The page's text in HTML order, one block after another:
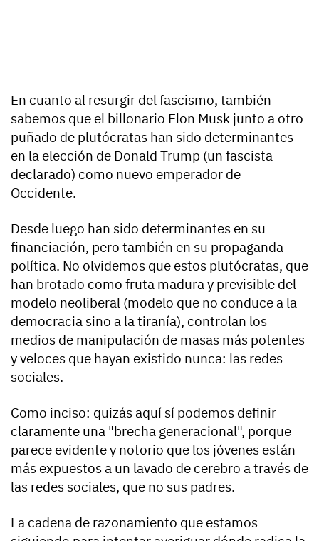
En cuanto al resurgir del fascismo, también
sabemos que el billonario Elon Musk junto a otro
puñado de plutócratas han sido determinantes
en la elección de Donald Trump (un fascista
declarado) como nuevo emperador de
Occidente.
Desde luego han sido determinantes en su
financiación, pero también en su propaganda
política. No olvidemos que estos plutócratas, que
han brotado como fruta madura y previsible del
modelo neoliberal (modelo que no conduce a la
democracia sino a la tiranía), controlan los
medios de manipulación de masas más potentes
y veloces que hayan existido nunca: las redes
sociales.
Como inciso: quizás aquí sí podemos definir
claramente una "brecha generacional", porque
parece evidente y notorio que los jóvenes están
más expuestos a un lavado de cerebro a través de
las redes sociales, que no sus padres.
La cadena de razonamiento que estamos